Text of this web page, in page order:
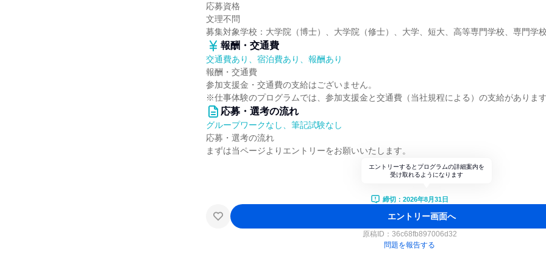
応募資格
文理不問
募集対象学校：大学院（博士）、大学院（修士）、大学、短大、高等専門学校、専門学
報酬・交通費
交通費あり、宿泊費あり、報酬あり
報酬・交通費
参加支援金・交通費の支給はございません。
※仕事体験のプログラムでは、参加支援金と交通費（当社規程による）の支給がありま
応募・選考の流れ
グループワークなし、筆記試験なし
応募・選考の流れ
まずは当ページよりエントリーをお願いいたします。
エントリーするとプログラムの詳細案内を
受け取れるようになります
締切：2026年8月31日
エントリー画面へ
原稿ID： 36c68fb897006d32
問題を報告する